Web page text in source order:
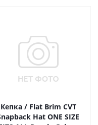
Кепка / Flat Brim CVT
Hat ONE SIZE